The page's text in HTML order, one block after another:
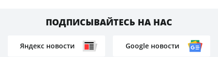
ПОДПИСЫВАЙТЕСЬ НА НАС
Яндекс новости Google новости